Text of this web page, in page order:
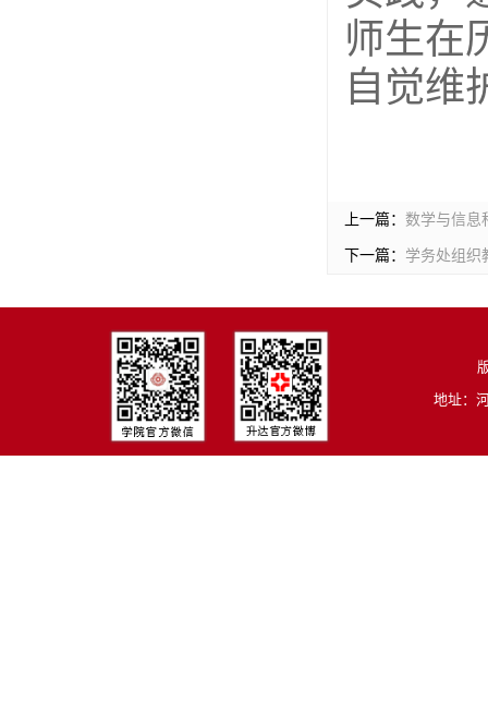
师生在
自觉维
上一篇： 数学与信息
下一篇： 学务处组织
地址：